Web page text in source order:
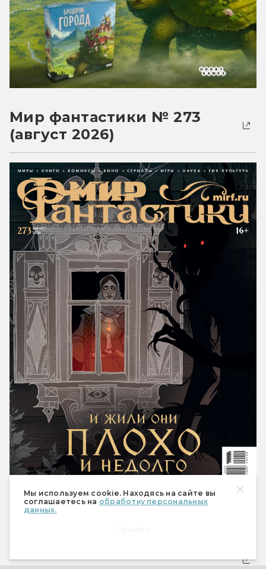
Мы используем cookie. Находясь на сайте вы
соглашаетесь на обработку персональных
данных.
Мир фантастики № 273
(август 2026)